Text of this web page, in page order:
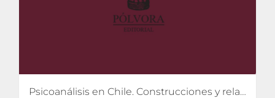
Psicoanálisis en Chile. Construcciones y relatos